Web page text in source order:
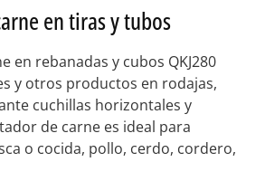
en tiras y tubos
en rebanadas y cubos QKJ280
y otros productos en rodajas,
cuchillas horizontales y
de carne es ideal para
o cocida, pollo, cerdo, cordero,